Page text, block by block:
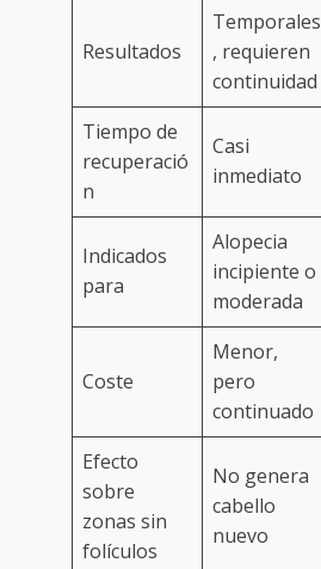
Resultados
Temporales
, requieren
continuidad
Tiempo de
recuperació
n
Casi
inmediato
Indicados
para
Alopecia
incipiente o
moderada
Coste
Menor,
pero
continuado
Efecto
sobre
zonas sin
folículos
No genera
cabello
nuevo